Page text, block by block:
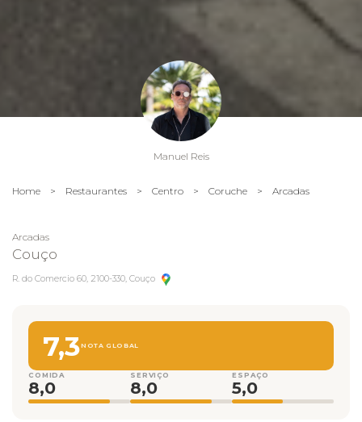
Manuel Reis
Home > Restaurantes > Centro > Coruche > Arcadas
Arcadas
Couço
R. do Comercio 60, 2100-330, Couço
7,3NOTA GLOBAL
COMIDA
8,0
SERVIÇO
8,0
ESPAÇO
5,0